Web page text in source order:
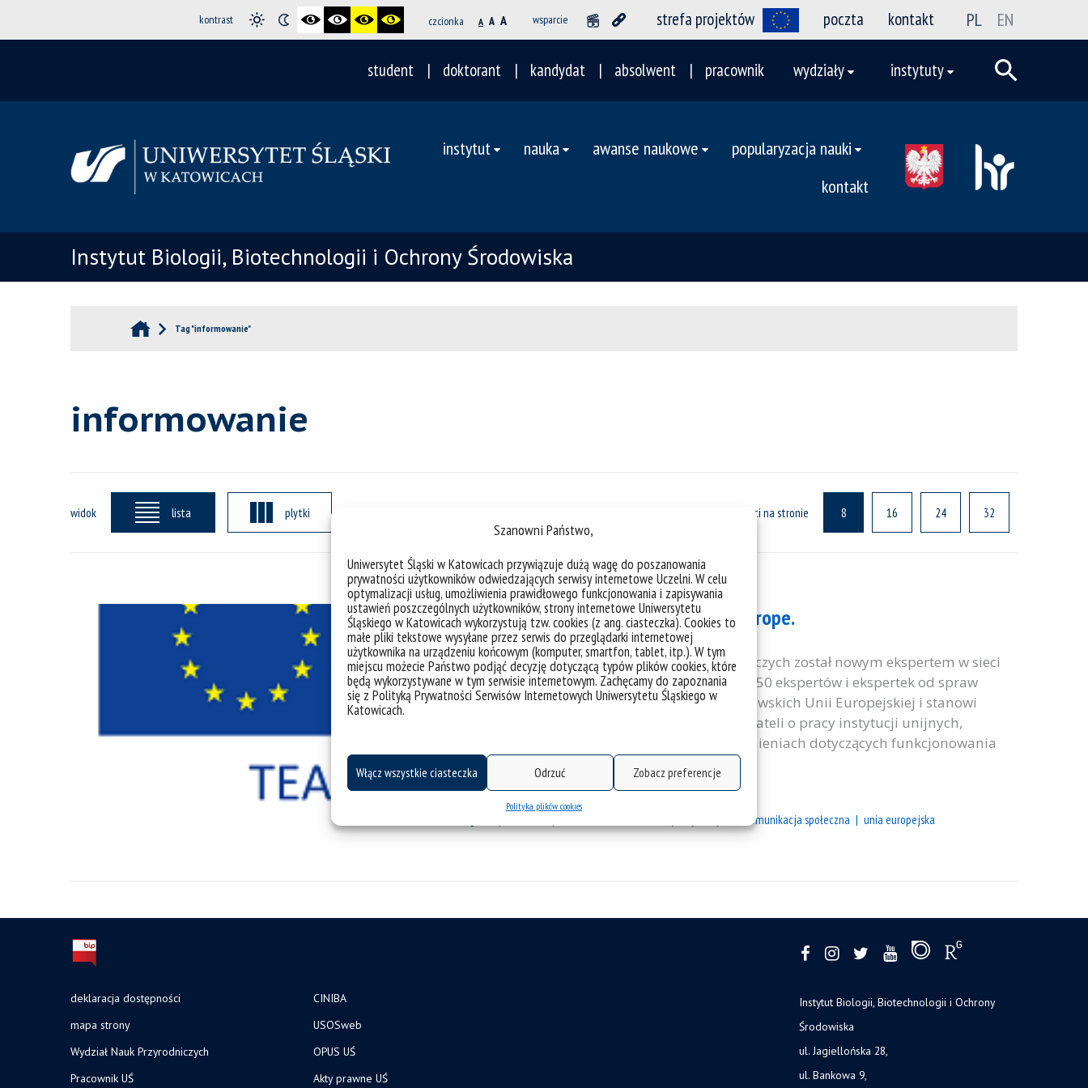
Szanowni Państwo,
Uniwersytet Śląski w Katowicach przywiązuje dużą wagę do poszanowania
prywatności użytkowników odwiedzających serwisy internetowe Uczelni. W celu
optymalizacji usług, umożliwienia prawidłowego funkcjonowania i zapisywania
ustawień poszczególnych użytkowników, strony internetowe Uniwersytetu
Śląskiego w Katowicach wykorzystują tzw. cookies (z ang. ciasteczka). Cookies to
małe pliki tekstowe wysyłane przez serwis do przeglądarki internetowej
użytkownika na urządzeniu końcowym (komputer, smartfon, tablet, itp.). W tym
miejscu możecie Państwo podjąć decyzję dotyczącą typów plików cookies, które
będą wykorzystywane w tym serwisie internetowym. Zachęcamy do zapoznania
się z Polityką Prywatności Serwisów Internetowych Uniwersytetu Śląskiego w
Katowicach.
Włącz wszystkie ciasteczka Odrzuć Zobacz preferencje
Polityka plików cookies
kontrast czcionka A A A wsparcie strefa projektów poczta kontakt PL EN
student doktorant kandydat absolwent pracownik wydziały instytuty
instytut nauka awanse naukowe
popularyzacja nauki
kontakt
Instytut Biologii, Biotechnologii i Ochrony Środowiska
Tag "informowanie"
informowanie
widok lista plytki liczba aktualności na stronie 8 16 24 32
Prof. Piotr Skubała ekspertem Team Europe.
Prof. Piotr Skubała z Wydziału Nauk Przyrodniczych został nowym ekspertem w sieci
Team Europe. Team Europe jest siecią około 350 ekspertów i ekspertek od spraw
europejskich, funkcjonującą w krajach członkowskich Unii Europejskiej i stanowi
integralną część systemu informowania obywateli o pracy instytucji unijnych,
unijnym prawie oraz wszelkich innych zagadnieniach dotyczących funkcjonowania
Unii Europejskiej. Sieć Team...
aktualności osiągnięcia
komunikacja społeczna unia europejska
deklaracja dostępności
mapa strony
Wydział Nauk Przyrodniczych
Pracownik UŚ
CINIBA
USOSweb
OPUS UŚ
Akty prawne UŚ
Instytut Biologii, Biotechnologii i Ochrony
Środowiska
ul. Jagiellońska 28,
ul. Bankowa 9,